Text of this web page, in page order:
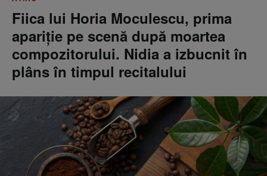
Fiica lui Horia Moculescu, prima
apariție pe scenă după moartea
compozitorului. Nidia a izbucnit în
plâns în timpul recitalului